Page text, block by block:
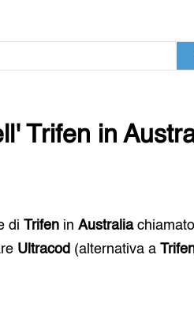
Trifen in
diTrifen inAustraliachiamato
Ultracod (alternativa a